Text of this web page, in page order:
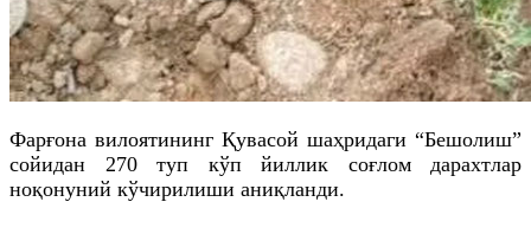
Фарғона вилоятининг Қувасой шаҳридаги “Бешолиш”
сойидан 270 туп кўп йиллик соғлом дарахтлар
ноқонуний кўчирилиши аниқланди.